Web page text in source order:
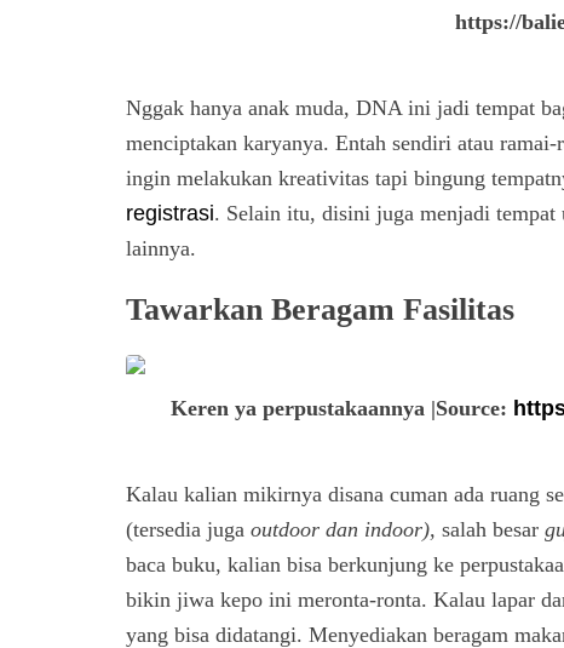
https://
Nggak hanya anak muda, DNA ini jadi tempat
menciptakan karyanya. Entah sendiri atau
ingin melakukan kreativitas tapi bingung
registrasi. Selain itu, disini juga menjadi tempat
lainnya.
Tawarkan Beragam Fasilitas
Keren ya perpustakaannya |Source:
Kalau kalian mikirnya disana cuman ada ruang
(tersedia juga outdoor dan indoor), salah besar
baca buku, kalian bisa berkunjung ke
bikin jiwa kepo ini meronta-ronta. Kalau lapar
yang bisa didatangi. Menyediakan beragam